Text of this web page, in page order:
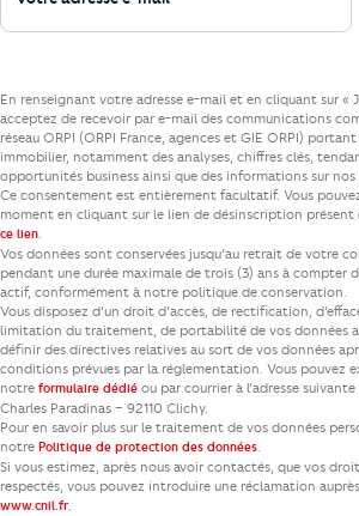
En renseignant votre adresse e-mail et en cliquant sur «
acceptez de recevoir par e-mail des communications
réseau ORPI (ORPI France, agences et GIE ORPI)
immobilier, notamment des analyses, chiffres clés,
opportunités business ainsi que des informations sur
Ce consentement est entièrement facultatif. Vous
moment en cliquant sur le lien de désinscription présent
ce lien.
Vos données sont conservées jusqu’au retrait de votre
pendant une durée maximale de trois (3) ans à compter
actif, conformément à notre politique de conservation.
Vous disposez d’un droit d’accès, de rectification,
limitation du traitement, de portabilité de vos données
définir des directives relatives au sort de vos données
conditions prévues par la réglementation. Vous pouvez
notre formulaire dédié ou par courrier à l’adresse
Charles Paradinas – 92110 Clichy.
Pour en savoir plus sur le traitement de vos données
notre Politique de protection des données.
Si vous estimez, après nous avoir contactés, que vos
respectés, vous pouvez introduire une réclamation
www.cnil.fr.